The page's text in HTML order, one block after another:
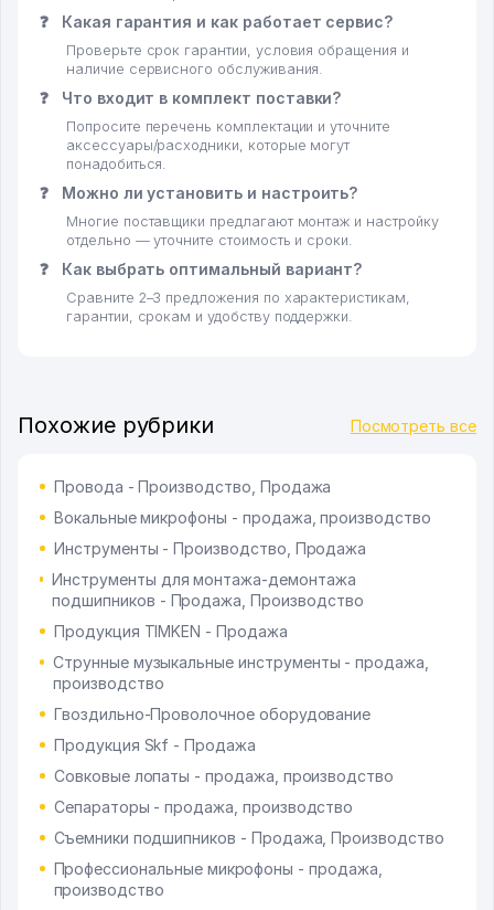
❓ Какая гарантия и как работает сервис?
Проверьте срок гарантии, условия обращения и
наличие сервисного обслуживания.
❓ Что входит в комплект поставки?
Попросите перечень комплектации и уточните
аксессуары/расходники, которые могут
понадобиться.
❓ Можно ли установить и настроить?
Многие поставщики предлагают монтаж и настройку
отдельно — уточните стоимость и сроки.
❓ Как выбрать оптимальный вариант?
Сравните 2–3 предложения по характеристикам,
гарантии, срокам и удобству поддержки.
Похожие рубрики Посмотреть все
Провода - Производство, Продажа
Вокальные микрофоны - продажа, производство
Инструменты - Производство, Продажа
Инструменты для монтажа-демонтажа
подшипников - Продажа, Производство
Продукция TIMKEN - Продажа
Струнные музыкальные инструменты - продажа,
производство
Гвоздильно-Проволочное оборудование
Продукция Skf - Продажа
Совковые лопаты - продажа, производство
Сепараторы - продажа, производство
Съемники подшипников - Продажа, Производство
Профессиональные микрофоны - продажа,
производство